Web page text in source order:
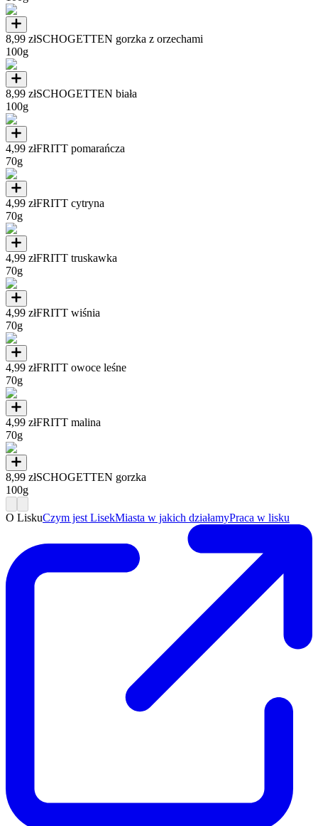
8,99 złSCHOGETTEN gorzka z orzechami
100g
8,99 złSCHOGETTEN biała
100g
4,99 złFRITT pomarańcza
70g
4,99 złFRITT cytryna
70g
4,99 złFRITT truskawka
70g
4,99 złFRITT wiśnia
70g
4,99 złFRITT owoce leśne
70g
4,99 złFRITT malina
70g
8,99 złSCHOGETTEN gorzka
100g
O LiskuCzym jest LisekMiasta w jakich działamyPraca w lisku